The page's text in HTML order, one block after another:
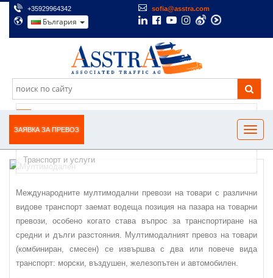
+35929964342 sofia@asstra.com
България
ЗАЯВКА ЗА ПРЕВОЗ
МЕЖДУНАРОДЕН МУЛТИМОДАЛЕН ПРЕВОЗ НА
ТОВАРИ С РАЗЛИЧНИ ВИДОВЕ ТРАНСПОРТ
Транспорт и услуги
Международните мултимодални превози на товари с различни
видове транспорт заемат водеща позиция на пазара на товарни
превози, особено когато става въпрос за транспортиране на
средни и дълги разстояния. Мултимодалният превоз на товари
(комбиниран, смесен) се извършва с два или повече вида
транспорт: морски, въздушен, железопътен и автомобилен.